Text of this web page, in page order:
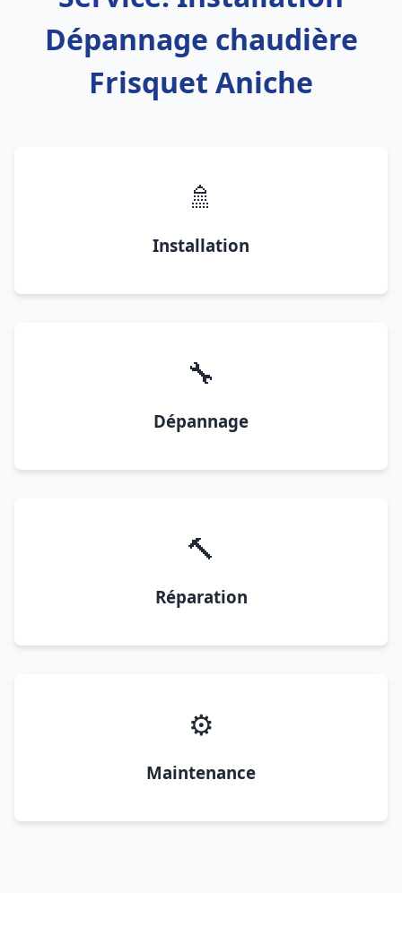
Dépannage chaudière
Frisquet Aniche
🚿
Installation
🔧
Dépannage
🔨
Réparation
⚙️
Maintenance